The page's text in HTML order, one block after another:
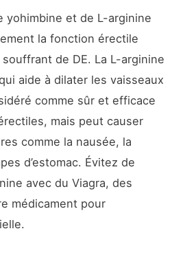
yohimbine et de L-arginine
la fonction érectile
de DE. La L-arginine
aide à dilater les vaisseaux
comme sûr et efficace
mais peut causer
comme la nausée, la
d’estomac. Évitez de
avec du Viagra, des
médicament pour